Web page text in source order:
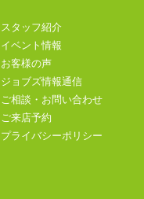
スタッフ紹介
イベント情報
お客様の声
ジョブズ情報通信
ご相談・お問い合わせ
ご来店予約
プライバシーポリシー